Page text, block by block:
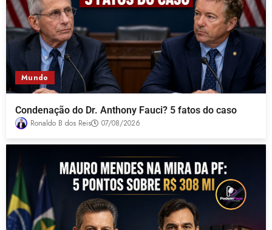
Mundo
Condenação do Dr. Anthony Fauci? 5 fatos do caso
Ronaldo B dos Reis 07/08/2026